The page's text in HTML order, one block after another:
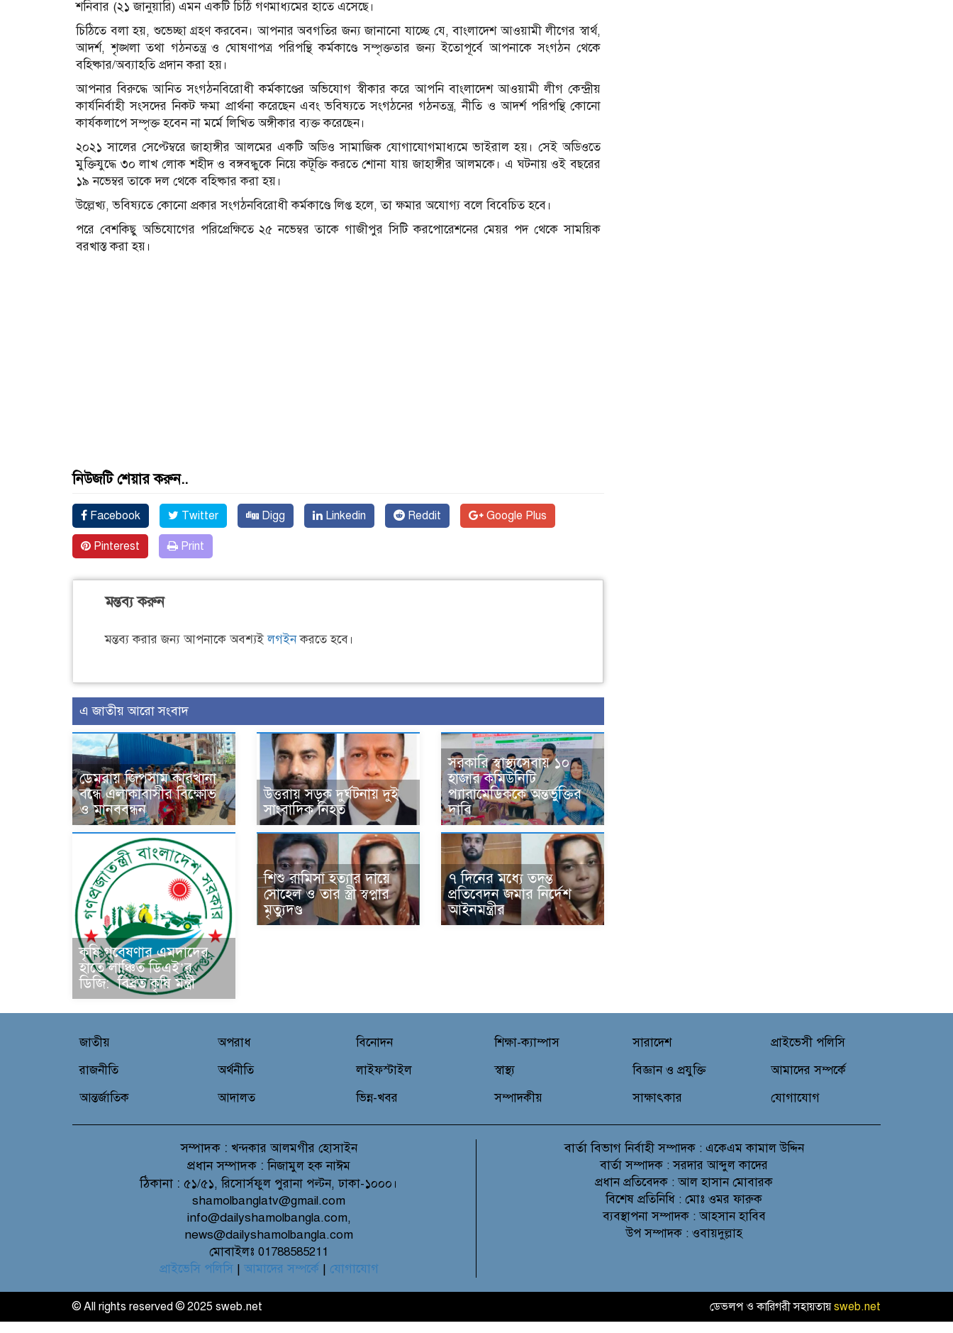
শনিবার (২১ জানুয়ারি) এমন একটি চিঠি গণমাধ্যমের হাতে এসেছে।
চিঠিতে বলা হয়, শুভেচ্ছা গ্রহণ করবেন। আপনার অবগতির জন্য জানানো যাচ্ছে যে, বাংলাদেশ আওয়ামী লীগের স্বার্থ,
আদর্শ, শৃঙ্খলা তথা গঠনতন্ত্র ও ঘোষণাপত্র পরিপন্থি কর্মকাণ্ডে সম্পৃক্ততার জন্য ইতোপূর্বে আপনাকে সংগঠন থেকে
বহিষ্কার/অব্যাহতি প্রদান করা হয়।
আপনার বিরুদ্ধে আনিত সংগঠনবিরোধী কর্মকাণ্ডের অভিযোগ স্বীকার করে আপনি বাংলাদেশ আওয়ামী লীগ কেন্দ্রীয়
কার্যনির্বাহী সংসদের নিকট ক্ষমা প্রার্থনা করেছেন এবং ভবিষ্যতে সংগঠনের গঠনতন্ত্র, নীতি ও আদর্শ পরিপন্থি কোনো
কার্যকলাপে সম্পৃক্ত হবেন না মর্মে লিখিত অঙ্গীকার ব্যক্ত করেছেন।
২০২১ সালের সেপ্টেম্বরে জাহাঙ্গীর আলমের একটি অডিও সামাজিক যোগাযোগমাধ্যমে ভাইরাল হয়। সেই অডিওতে
মুক্তিযুদ্ধে ৩০ লাখ লোক শহীদ ও বঙ্গবন্ধুকে নিয়ে কটূক্তি করতে শোনা যায় জাহাঙ্গীর আলমকে। এ ঘটনায় ওই বছরের
১৯ নভেম্বর তাকে দল থেকে বহিষ্কার করা হয়।
উল্লেখ্য, ভবিষ্যতে কোনো প্রকার সংগঠনবিরোধী কর্মকাণ্ডে লিপ্ত হলে, তা ক্ষমার অযোগ্য বলে বিবেচিত হবে।
পরে বেশকিছু অভিযোগের পরিপ্রেক্ষিতে ২৫ নভেম্বর তাকে গাজীপুর সিটি করপোরেশনের মেয়র পদ থেকে সাময়িক
বরখাস্ত করা হয়।
নিউজটি শেয়ার করুন..
Facebook Twitter Digg Linkedin Reddit Google Plus
Pinterest Print
মন্তব্য করুন
মন্তব্য করার জন্য আপনাকে অবশ্যইলগইনকরতে হবে।
এ জাতীয় আরো সংবাদ
ডেমরায় জিপসাম কারখানা
বন্ধে এলাকাবাসীর বিক্ষোভ
ও মানববন্ধন
উত্তরায় সড়ক দুর্ঘটনায় দুই
সাংবাদিক নিহত
সরকারি স্বাস্থ্যসেবায় ১০
হাজার কমিউনিটি
প্যারামেডিককে অন্তর্ভুক্তির
দাবি
কৃষি গবেষণার এমদাদের
হাতে লাঞ্চিত ডিএই’র
ডিজি: বিব্রত কৃষি মন্ত্রী
শিশু রামিসা হত্যার দায়ে
সোহেল ও তার স্ত্রী স্বপ্নার
মৃত্যুদণ্ড
৭ দিনের মধ্যে তদন্ত
প্রতিবেদন জমার নির্দেশ
আইনমন্ত্রীর
জাতীয়
রাজনীতি
আন্তর্জাতিক
অপরাধ
অর্থনীতি
আদালত
বিনোদন
লাইফস্টাইল
ভিন্ন-খবর
শিক্ষা-ক্যাম্পাস
স্বাস্থ্য
সম্পাদকীয়
সারাদেশ
বিজ্ঞান ও প্রযুক্তি
সাক্ষাৎকার
প্রাইভেসী পলিসি
আমাদের সম্পর্কে
যোগাযোগ
সম্পাদক : খন্দকার আলমগীর হোসাইন
প্রধান সম্পাদক : নিজামুল হক নাঈম
ঠিকানা : ৫১/৫১, রিসোর্সফুল পুরানা পল্টন, ঢাকা-১০০০।
shamolbanglatv@gmail.com
info@dailyshamolbangla.com,
news@dailyshamolbangla.com
মোবাইলঃ 01788585211
প্রাইভেসি পলিসি| আমাদের সম্পর্কে| যোগাযোগ
বার্তা বিভাগনির্বাহী সম্পাদক : একেএম কামাল উদ্দিন
বার্তা সম্পাদক : সরদার আব্দুল কাদের
প্রধান প্রতিবেদক : আল হাসান মোবারক
বিশেষ প্রতিনিধি : মোঃ ওমর ফারুক
ব্যবস্থাপনা সম্পাদক : আহসান হাবিব
উপ সম্পাদক : ওবায়দুল্লাহ
© All rights reserved © 2025 sweb.net ডেভলপ ও কারিগরী সহায়তায়sweb.net